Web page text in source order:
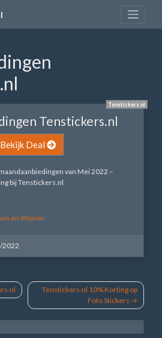
Tenstickers.nl
Tenstickers.nl
Bekijk Deal
van Mei 2022 –
bij Tenstickers.nl
en Wonen
2022
Tenstickers.nl 10% Korting op
Foto Stickers